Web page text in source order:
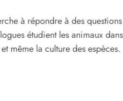
à répondre à des
étudient les animaux
même la culture des espèces.